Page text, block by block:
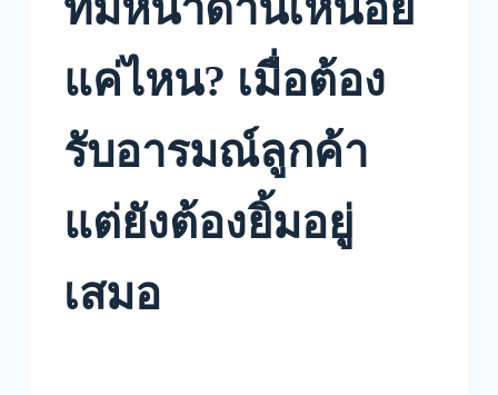
แค่ไหน? เมื่อต้อง
รับอารมณ์ลูกค้า
แต่ยังต้องยิ้มอยู่
เสมอ